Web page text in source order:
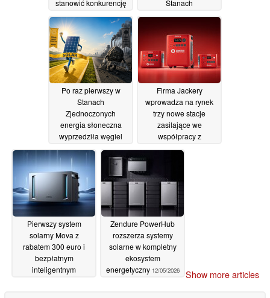
stanowić konkurencję
FridgePower firmy
Bluetti 18/06/2026
Stanach
Po raz pierwszy w
Stanach
Zjednoczonych
energia słoneczna
wyprzedziła węgiel
17/06/2026
Firma Jackery
wprowadza na rynek
trzy nowe stacje
zasilające we
współpracy z
Czerwonym Krzyżem
Pierwszy system
solarny Mova z
rabatem 300 euro i
bezpłatnym
inteligentnym
Zendure PowerHub
rozszerza systemy
solarne w kompletny
ekosystem
energetyczny 12/05/2026 Show more articles